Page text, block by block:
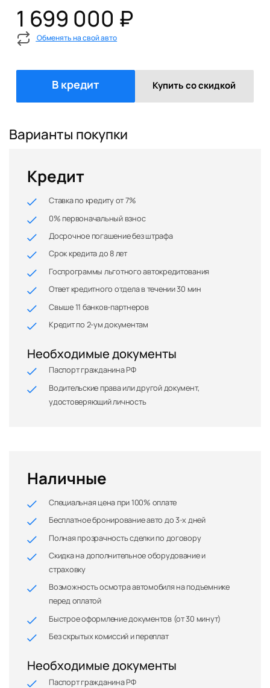
1 699 000 ₽
Обменять на свой авто
В кредит Купить со скидкой
Варианты покупки
Кредит
Ставка по кредиту от 7%
0% первоначальный взнос
Досрочное погашение без штрафа
Срок кредита до 8 лет
Госпрограммы льготного автокредитования
Ответ кредитного отдела в течении 30 мин
Свыше 11 банков-партнеров
Кредит по 2-ум документам
Необходимые документы
Паспорт гражданина РФ
Водительские права или другой документ,
удостоверяющий личность
Наличные
Специальная цена при 100% оплате
Бесплатное бронирование авто до 3-х дней
Полная прозрачность сделки по договору
Скидка на дополнительное оборудование и
страховку
Возможность осмотра автомобиля на подъемнике
перед оплатой
Быстрое оформление документов (от 30 минут)
Без скрытых комиссий и переплат
Необходимые документы
Паспорт гражданина РФ